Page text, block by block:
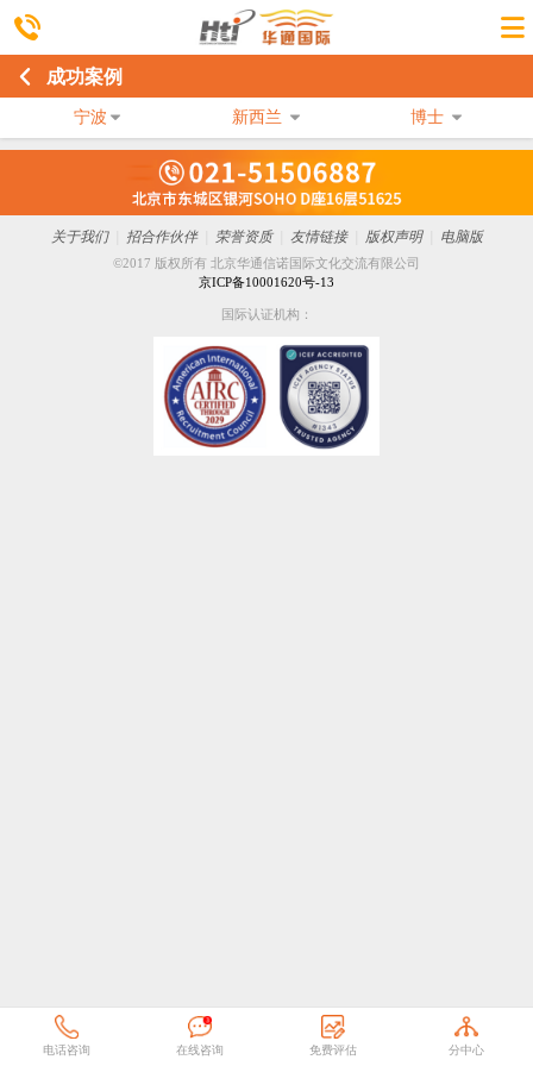
成功案例
宁波 新西兰 博士
关于我们 招合作伙伴 荣誉资质 友情链接 版权声明 电脑版
©2017 版权所有 北京华通信诺国际文化交流有限公司
京ICP备10001620号-13
国际认证机构：
电话咨询 在线咨询 免费评估 分中心